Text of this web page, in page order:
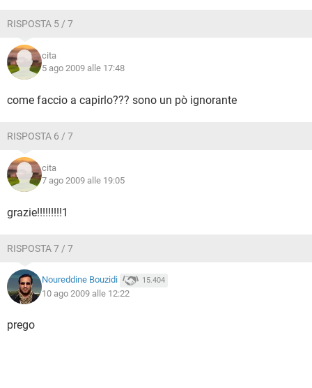
RISPOSTA 5 / 7
cita
5 ago 2009 alle 17:48
come faccio a capirlo??? sono un pò ignorante
RISPOSTA 6 / 7
cita
7 ago 2009 alle 19:05
grazie!!!!!!!!!1
RISPOSTA 7 / 7
Noureddine Bouzidi 15.404
10 ago 2009 alle 12:22
prego